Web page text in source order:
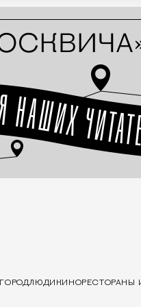
ГОРОДЛЮДИ КИНОРЕСТОРАНЫ